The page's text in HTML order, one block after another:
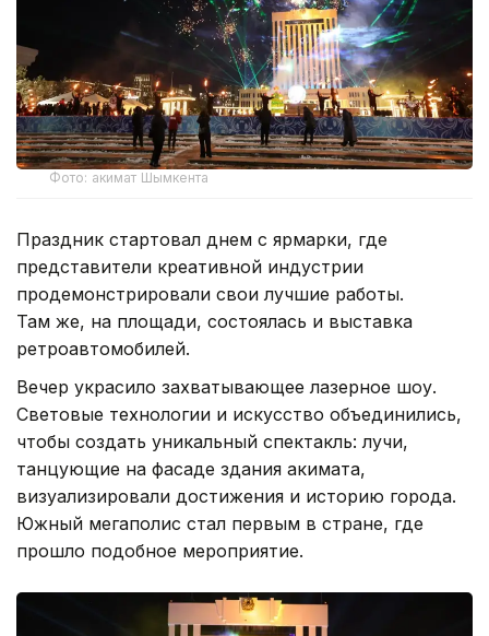
Фото: акимат Шымкента
Праздник стартовал днем с ярмарки, где
представители креативной индустрии
продемонстрировали свои лучшие работы.
Там же, на площади, состоялась и выставка
ретроавтомобилей.
Вечер украсило захватывающее лазерное шоу.
Световые технологии и искусство объединились,
чтобы создать уникальный спектакль: лучи,
танцующие на фасаде здания акимата,
визуализировали достижения и историю города.
Южный мегаполис стал первым в стране, где
прошло подобное мероприятие.